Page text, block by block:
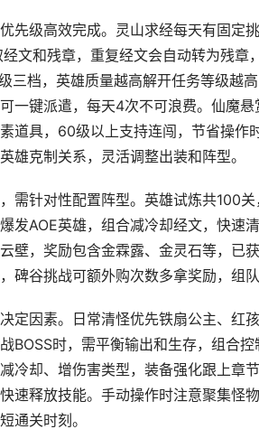
先级高效完成。灵山求经每天有固定
文和残章，重复经文会自动转为残章
三档，英雄质量越高解开任务等级越
一键派遣，每天4次不可浪费。仙魔
道具，60级以上支持连闯，节省操作
雄克制关系，灵活调整出装和阵型。
需针对性配置阵型。英雄试炼共100
发AOE英雄，组合减冷却经文，快速
壁，奖励包含金霖露、金灵石等，已
碑谷挑战可额外购次数多拿奖励，组
定因素。日常清怪优先铁扇公主、红
BOSS时，需平衡输出和生存，组合
冷却、增伤害类型，装备强化跟上章
速释放技能。手动操作时注意聚集怪
通关时刻。